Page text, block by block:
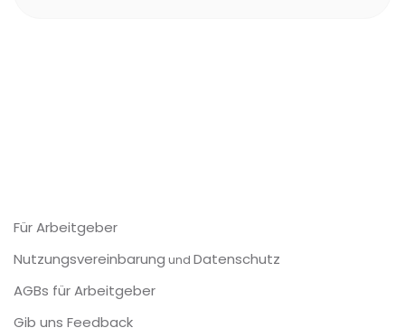
Für Arbeitgeber
Nutzungsvereinbarung und Datenschutz
AGBs für Arbeitgeber
Gib uns Feedback